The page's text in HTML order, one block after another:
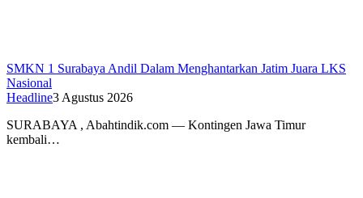
SMKN 1 Surabaya Andil Dalam Menghantarkan Jatim Juara LKS
Nasional
Headline3 Agustus 2026
SURABAYA , Abahtindik.com — Kontingen Jawa Timur
kembali…